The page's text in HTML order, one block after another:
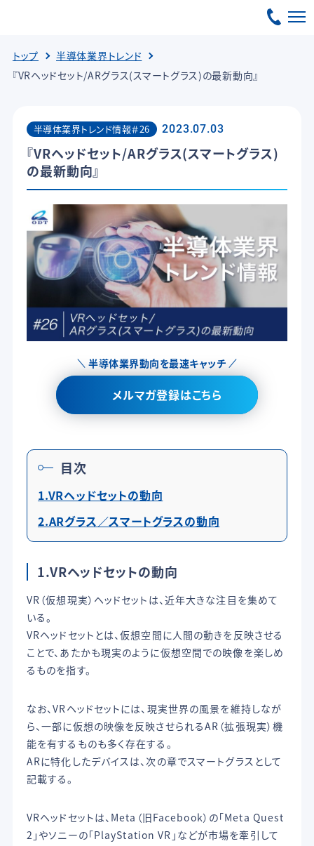
トップ
半導体業界トレンド
『VRヘッドセット/ARグラス(スマートグラス)の最新動向』
半導体業界トレンド情報＃26 2023.07.03
『VRヘッドセット/ARグラス(スマートグラス)
の最新動向』
半導体業界動向を最速キャッチ
メルマガ登録はこちら
目次
1.VRヘッドセットの動向
2.ARグラス／スマートグラスの動向
1.VRヘッドセットの動向
VR（仮想現実）ヘッドセットは、近年大きな注目を集めて
いる。
VRヘッドセットとは、仮想空間に人間の動きを反映させる
ことで、あたかも現実のように仮想空間での映像を楽しめ
るものを指す。
なお、VRヘッドセットには、現実世界の風景を維持しなが
ら、一部に仮想の映像を反映させられるAR（拡張現実）機
能を有するものも多く存在する。
ARに特化したデバイスは、次の章でスマートグラスとして
記載する。
VRヘッドセットは、Meta（旧Facebook）の「Meta Quest
2」やソニーの「PlayStation VR」などが市場を牽引して